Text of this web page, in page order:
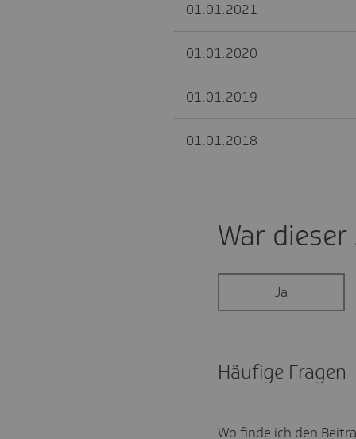
01.01.2021
01.01.2020
01.01.2019
01.01.2018
War
Ja
Häufige Fragen
Wo finde ich den